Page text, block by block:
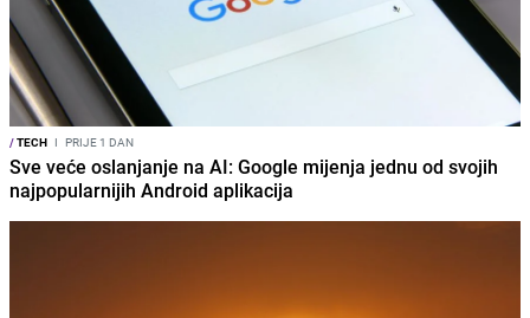
/TECH I PRIJE 1 DAN
Sve veće oslanjanje na AI: Google mijenja jednu od svojih
najpopularnijih Android aplikacija